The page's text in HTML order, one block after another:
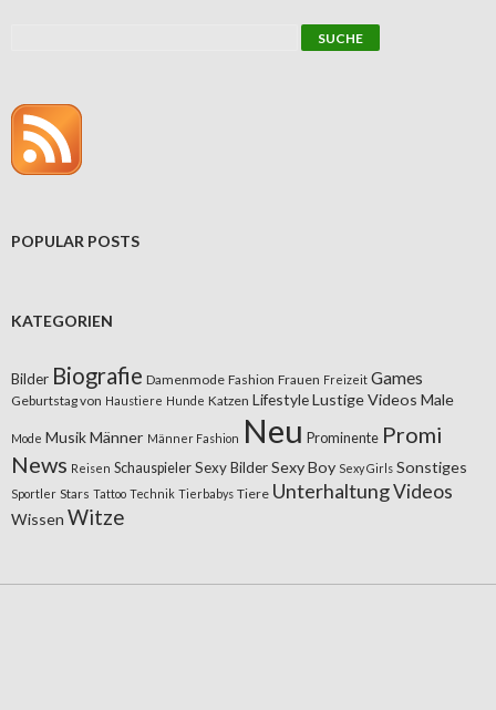
POPULAR POSTS
KATEGORIEN
Bilder Biografie Damenmode Fashion Frauen Freizeit Games
Geburtstag von Haustiere Hunde Katzen LifestyleLustige Videos Male
Mode MusikMänner Männer Fashion Neu Prominente Promi
News Reisen Schauspieler Sexy BilderSexy Boy Sexy Girls Sonstiges
Sportler Stars Tattoo Technik Tierbabys Tiere UnterhaltungVideos
Wissen Witze